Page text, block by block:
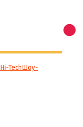
Hi-TechШоу-